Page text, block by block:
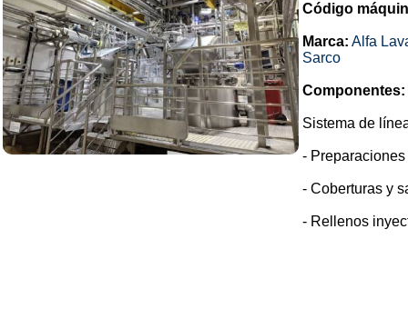
Código
Marca: Alfa
Sarco
Componentes:
Sistema de
-
- Coberturas y
- Rellenos